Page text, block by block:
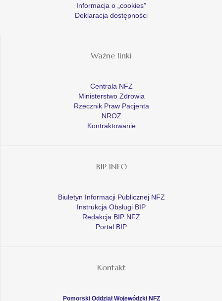
Informacja o „cookies”
Deklaracja dostępności
Ważne linki
Centrala NFZ
Ministerstwo Zdrowia
Rzecznik Praw Pacjenta
NROZ
Kontraktowanie
BIP INFO
Biuletyn Informacji Publicznej NFZ
Instrukcja Obsługi BIP
Redakcja BIP NFZ
Portal BIP
Kontakt
Pomorski Oddział Wojewódzki NFZ